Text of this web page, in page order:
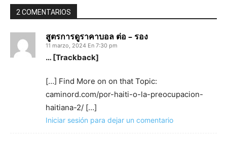
2 COMENTARIOS
สูตรการดูราคาบอล ต่อ – รอง
11 marzo, 2024 En 7:30 pm
… [Trackback]
[…] Find More on on that Topic:
caminord.com/por-haiti-o-la-preocupacion-
haitiana-2/ […]
Iniciar sesión para dejar un comentario